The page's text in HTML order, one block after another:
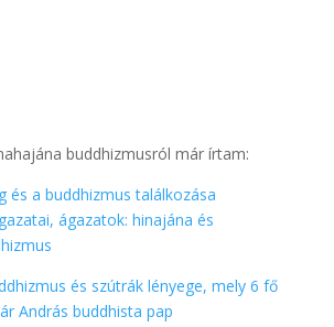
buddhizmusról már írtam:
és a buddhizmus találkozása
ágazatok: hinajána és
és szútrák lényege, mely 6 fő
András buddhista pap